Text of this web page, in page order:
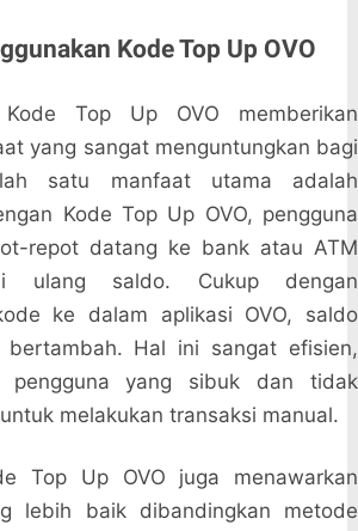
Kode Top Up OVO
Kode Top Up OVO memberikan
yang sangat menguntungkan bagi
satu manfaat utama adalah
Kode Top Up OVO, pengguna
repot datang ke bank atau ATM
ulang saldo. Cukup dengan
ke dalam aplikasi OVO, saldo
bertambah. Hal ini sangat efisien,
pengguna yang sibuk dan tidak
melakukan transaksi manual.
Top Up OVO juga menawarkan
lebih baik dibandingkan metode